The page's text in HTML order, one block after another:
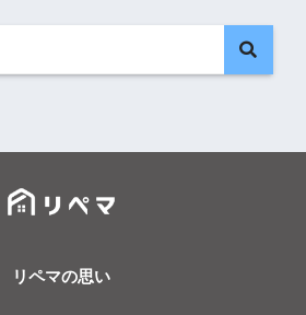
リペマの思い